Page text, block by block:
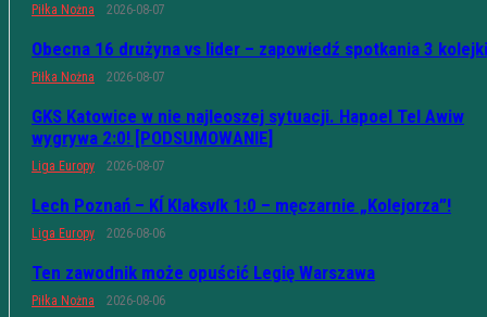
Piłka Nożna 2026-08-07
Obecna 16 drużyna vs lider – zapowiedź spotkania 3 kolejki
Piłka Nożna 2026-08-07
GKS Katowice w nie najleoszej sytuacji. Hapoel Tel Awiw
wygrywa 2:0! [PODSUMOWANIE]
Liga Europy 2026-08-07
Lech Poznań – KÍ Klaksvík 1:0 – męczarnie „Kolejorza”!
Liga Europy 2026-08-06
Ten zawodnik może opuścić Legię Warszawa
Piłka Nożna 2026-08-06